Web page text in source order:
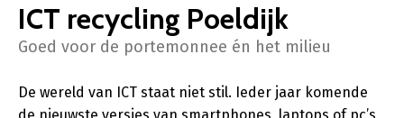
ICT recycling Poeldijk
Goed voor de portemonnee én het milieu
De wereld van ICT staat niet stil. Ieder jaar komende